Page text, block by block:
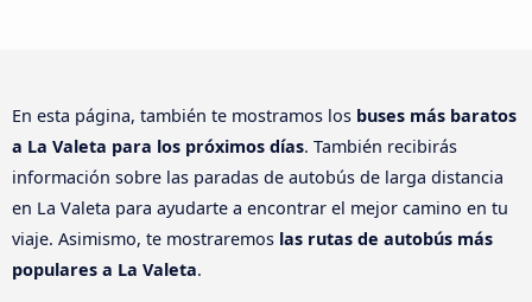
En esta página, también te mostramos los buses más baratos
a La Valeta para los próximos días. También recibirás
información sobre las paradas de autobús de larga distancia
en La Valeta para ayudarte a encontrar el mejor camino en tu
viaje. Asimismo, te mostraremos las rutas de autobús más
populares a La Valeta.